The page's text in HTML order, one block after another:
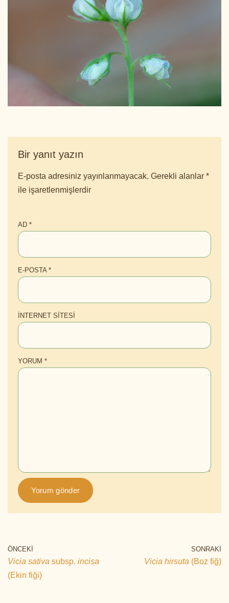
Bir yanıt yazın
E-posta adresiniz yayınlanmayacak. Gerekli alanlar *
ile işaretlenmişlerdir
AD *
E-POSTA *
İNTERNET SITESI
YORUM *
ÖNCEKI
Vicia sativa subsp. incisa
(Ekin fiği)
SONRAKI
Vicia hirsuta (Boz fiğ)